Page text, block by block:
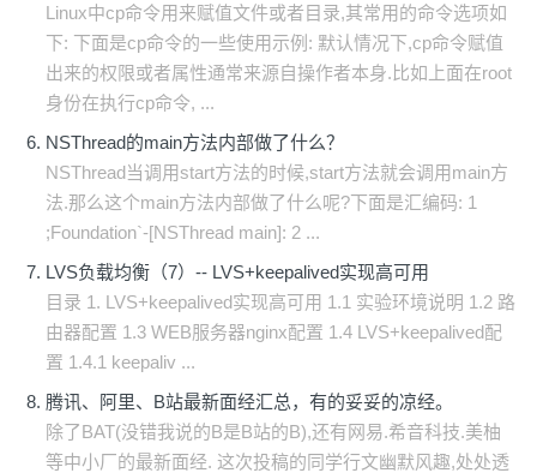
Linux中cp命令用来赋值文件或者目录,其常用的命令选项如
下: 下面是cp命令的一些使用示例: 默认情况下,cp命令赋值
出来的权限或者属性通常来源自操作者本身.比如上面在root
身份在执行cp命令, ...
NSThread的main方法内部做了什么？
NSThread当调用start方法的时候,start方法就会调用main方
法.那么这个main方法内部做了什么呢?下面是汇编码: 1
;Foundation`-[NSThread main]: 2 ...
LVS负载均衡（7）-- LVS+keepalived实现高可用
目录 1. LVS+keepalived实现高可用 1.1 实验环境说明 1.2 路
由器配置 1.3 WEB服务器nginx配置 1.4 LVS+keepalived配
置 1.4.1 keepaliv ...
腾讯、阿里、B站最新面经汇总，有的妥妥的凉经。
除了BAT(没错我说的B是B站的B),还有网易.希音科技.美柚
等中小厂的最新面经. 这次投稿的同学行文幽默风趣,处处透